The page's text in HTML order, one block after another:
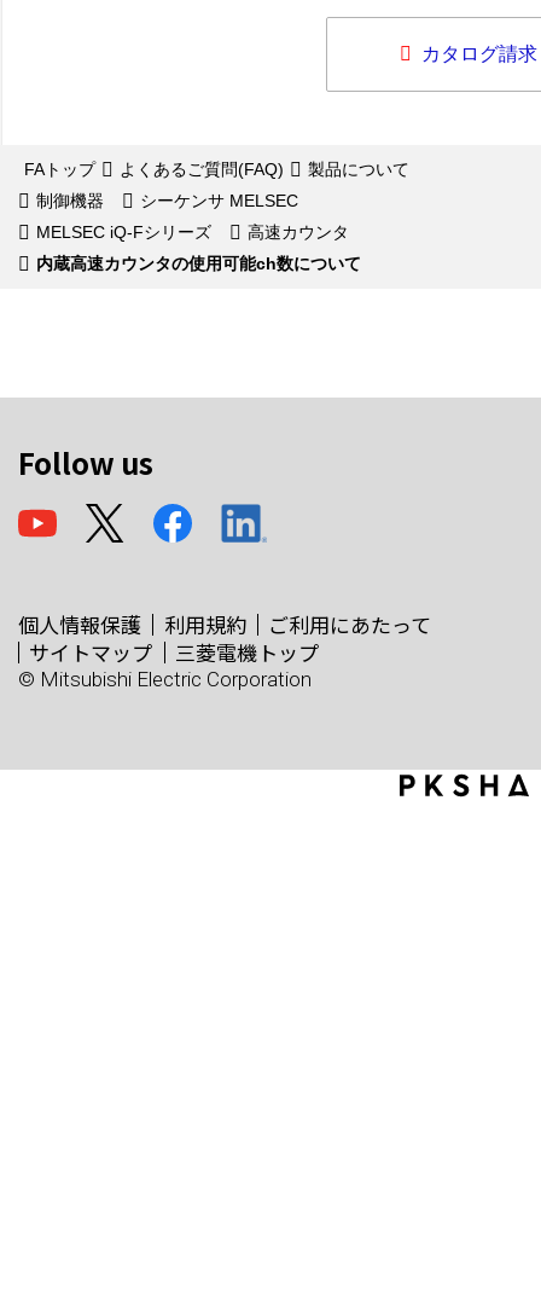
カタログ請求
FAトップ よくあるご質問(FAQ)
製品について
制御機器
シーケンサ MELSEC
MELSEC iQ-Fシリーズ
高速カウンタ
内蔵高速カウンタの使用可能ch数について
Follow us
個人情報保護 利用規約
ご利用にあたって
サイトマップ
三菱電機トップ
© Mitsubishi Electric Corporation